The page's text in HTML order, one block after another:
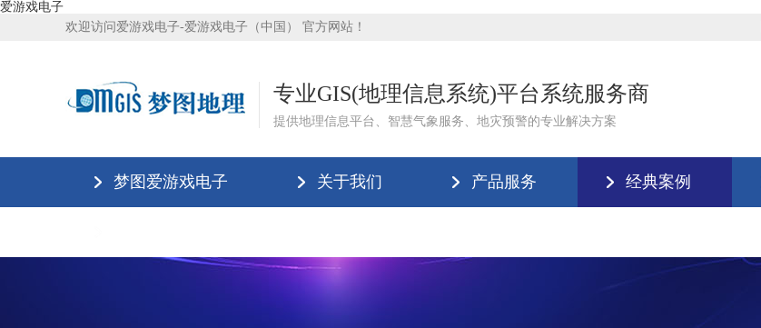
爱游戏电子
欢迎访问爱游戏电子-爱游戏电子（中国） 官方网站！
专业GIS(地理信息系统)平台系统服务商
提供地理信息平台、智慧气象服务、地灾预警的专业解决方案
梦图爱游戏电子 关于我们 产品服务 经典案例